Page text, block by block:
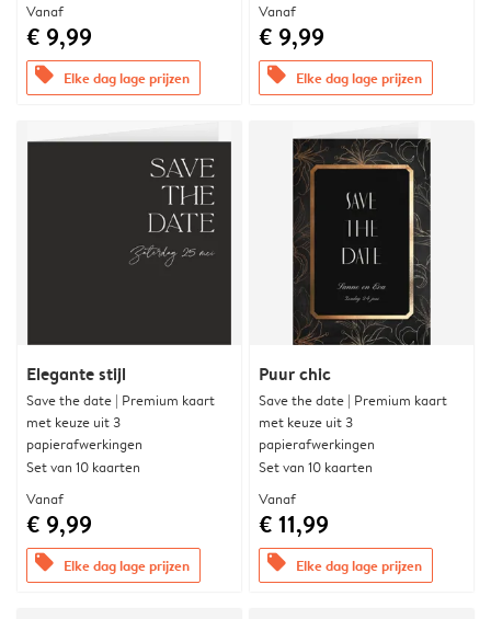
Vanaf
€ 9,99
offers Elke dag lage prijzen
Vanaf
€ 9,99
offers Elke dag lage prijzen
Elegante stijl
Save the date | Premium kaart
met keuze uit 3
papierafwerkingen
Set van 10 kaarten
Vanaf
€ 9,99
offers Elke dag lage prijzen
Puur chic
Save the date | Premium kaart
met keuze uit 3
papierafwerkingen
Set van 10 kaarten
Vanaf
€ 11,99
offers Elke dag lage prijzen